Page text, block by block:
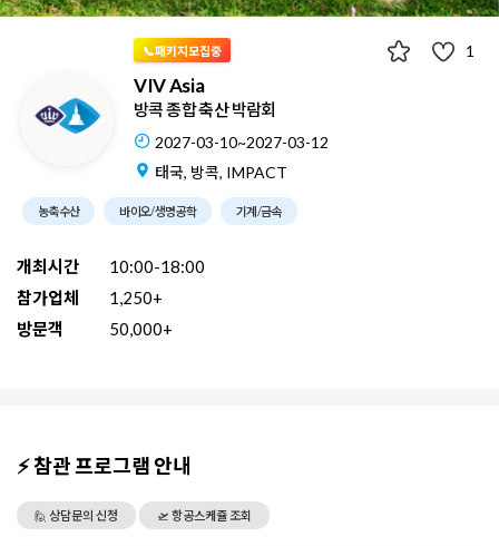
📞패키지모집중 1
VIV Asia
방콕 종합 축산 박람회
2027-03-10~2027-03-12
태국, 방콕, IMPACT
농축수산 바이오/생명공학 기계/금속
개최시간
10:00-18:00
참가업체
1,250+
방문객
50,000+
⚡ 참관 프로그램 안내
🙋 상담문의 신청 🛫 항공스케쥴 조회